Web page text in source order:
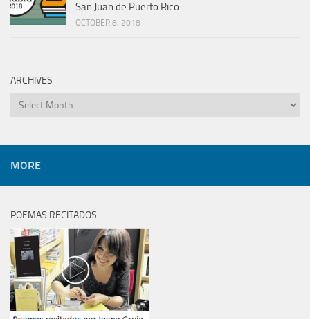
San Juan de Puerto Rico
OCTOBER 8, 2018
ARCHIVES
Archives
MORE
POEMAS RECITADOS